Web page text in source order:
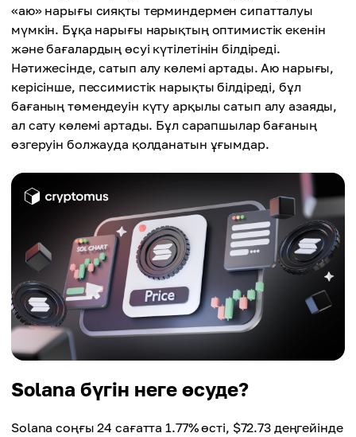
«аю» нарығы сияқты терминдермен сипатталуы
мүмкін. Бұқа нарығы нарықтың оптимистік екенін
және бағалардың өсуі күтілетінін білдіреді.
Нәтижесінде, сатып алу көлемі артады. Аю нарығы,
керісінше, пессимистік нарықты білдіреді, бұл
бағаның төмендеуін күту арқылы сатып алу азаяды,
ал сату көлемі артады. Бұл сарапшылар бағаның
өзгеруін болжауда қолданатын ұғымдар.
Solana бүгін неге өсуде?
Solana соңғы 24 сағатта 1.77% өсті, $72.73 деңгейінде